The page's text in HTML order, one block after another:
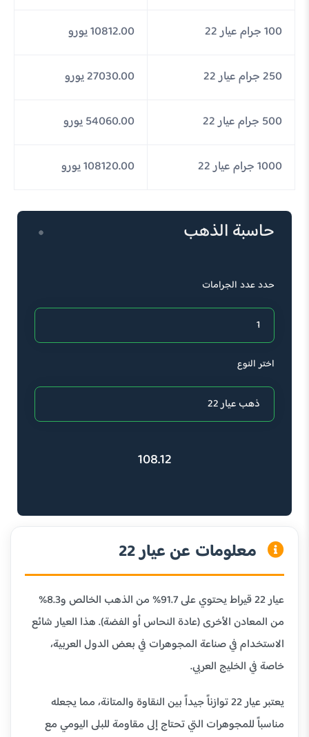
100 جرام عيار 22 10812.00 يورو
250 جرام عيار 22 27030.00 يورو
500 جرام عيار 22 54060.00 يورو
1000 جرام عيار 22 108120.00 يورو
حاسبة الذهب
حدد عدد الجرامات
اختر النوع
108.12
معلومات عن عيار 22
عيار 22 قيراط يحتوي على 91.7% من الذهب الخالص و8.3%
من المعادن الأخرى (عادة النحاس أو الفضة). هذا العيار شائع
الاستخدام في صناعة المجوهرات في بعض الدول العربية،
خاصة في الخليج العربي.
يعتبر عيار 22 توازناً جيداً بين النقاوة والمتانة، مما يجعله
مناسباً للمجوهرات التي تحتاج إلى مقاومة للبلى اليومي مع